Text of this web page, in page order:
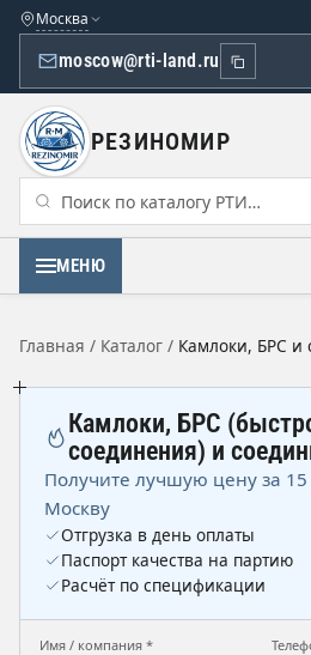
Москва
moscow@rti-land.ru
РЕЗИНОМИР
МЕНЮ
Главная / Каталог / Камлоки, БРС и
Камлоки, БРС
соединения) и
Получите лучшую цену за
Москву
Отгрузка в день оплаты
Паспорт качества на партию
Расчёт по спецификации
Имя / компания *